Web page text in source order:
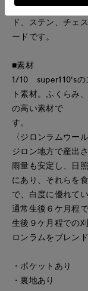
ます。襟元はタブ
ド、ステン、チェ
ードです。
■素材
1/10 super110'sの
ト素材。ふくらみ
の高い素材で
〈ジロンラムウー
ジロン地方で産出
雨量も安定し、日
にあり、それらを
で、白度に優れて
通常生後６ケ月程
生後９ケ月程での
ロンラムをブレン
・ポケットあり
・裏地あり